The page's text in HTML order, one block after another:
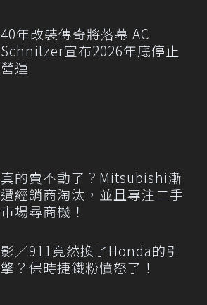
40年改裝傳奇將落幕 AC
Schnitzer宣布2026年底停止
營運
真的賣不動了？Mitsubishi漸
遭經銷商淘汰，並且專注二手
市場尋商機！
影／911竟然換了Honda的引
擎？保時捷鐵粉憤怒了！